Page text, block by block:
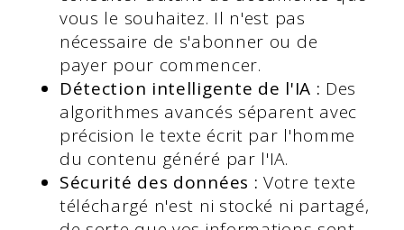
vous le souhaitez. Il n'est pas
nécessaire de s'abonner ou de
payer pour commencer.
Détection intelligente de l'IA : Des
algorithmes avancés séparent avec
précision le texte écrit par l'homme
du contenu généré par l'IA.
Sécurité des données : Votre texte
téléchargé n'est ni stocké ni partagé,